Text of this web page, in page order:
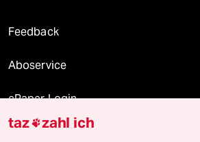
Feedback
Aboservice
ePaper Login
Downloads für Abonnierende
taz zahl ich